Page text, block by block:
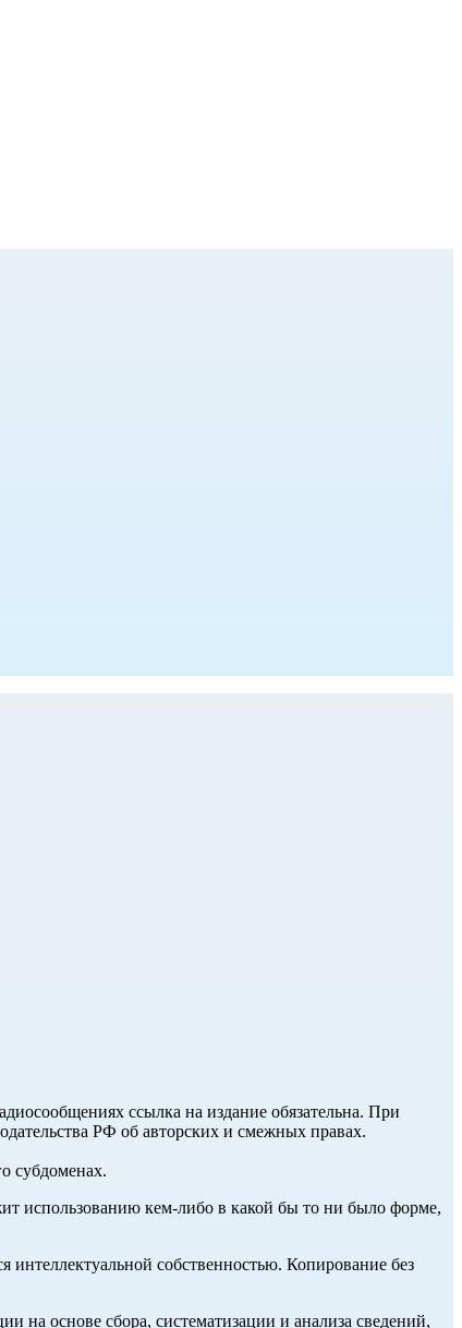
ссылка на издание обязательна. При
РФ об авторских и смежных правах.
субдоменах.
использованию кем-либо в какой бы то ни было форме,
собственностью. Копирование без
основе сбора, систематизации и анализа сведений,